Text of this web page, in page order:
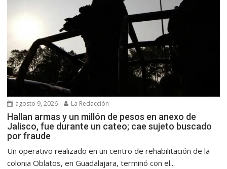
agosto 9, 2026 La Redacción
Hallan armas y un millón de pesos en anexo de
Jalisco, fue durante un cateo; cae sujeto buscado
por fraude
Un operativo realizado en un centro de rehabilitación de la
colonia Oblatos, en Guadalajara, terminó con el...